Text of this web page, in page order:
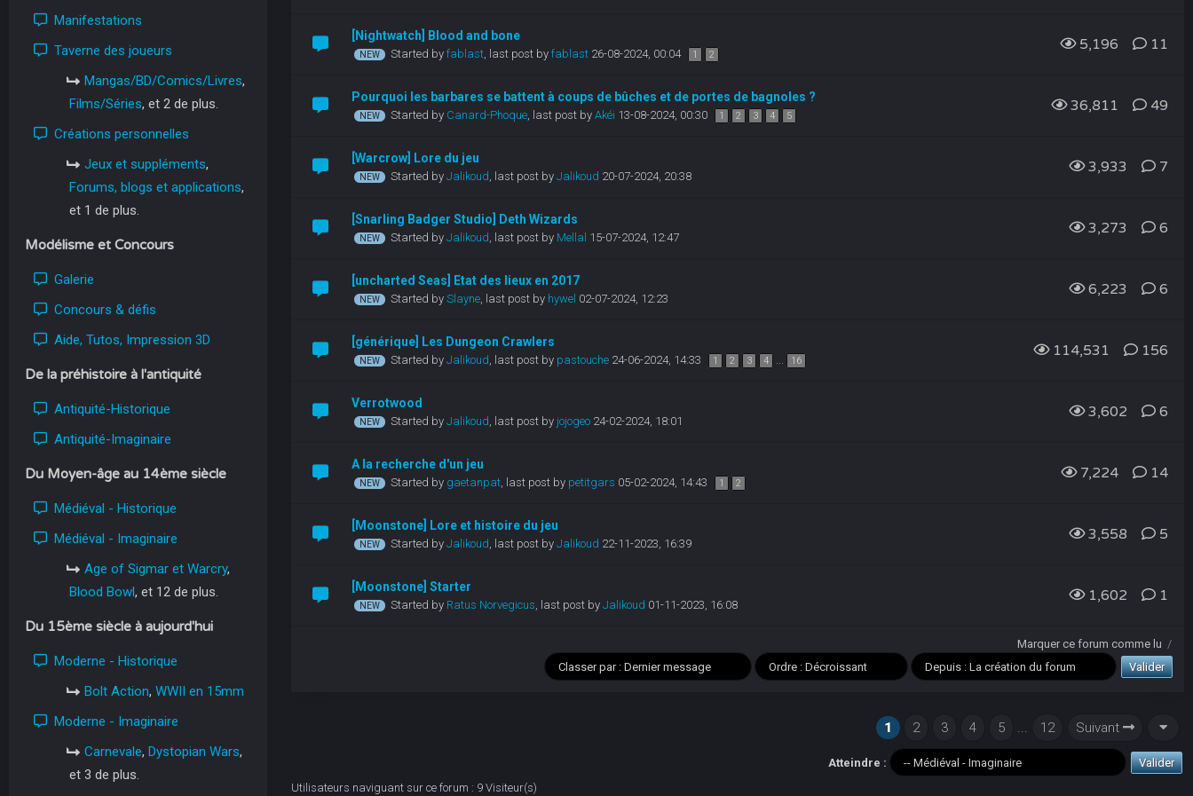
Manifestations
Taverne des joueurs
Mangas/BD/Comics/Livres,
Films/Séries, et 2 de plus.
Créations personnelles
Jeux et suppléments,
Forums, blogs et applications,
et 1 de plus.
Modélisme et Concours
Galerie
Concours & défis
Aide, Tutos, Impression 3D
De la préhistoire à l'antiquité
Antiquité-Historique
Antiquité-Imaginaire
Du Moyen-âge au 14ème siècle
Médiéval - Historique
Médiéval - Imaginaire
Age of Sigmar et Warcry,
Blood Bowl, et 12 de plus.
Du 15ème siècle à aujourd'hui
Moderne - Historique
Bolt Action, WWII en 15mm
Moderne - Imaginaire
Carnevale, Dystopian Wars,
et 3 de plus.
[Nightwatch] Blood and bone
Started byfablast, last post byfablast 26-08-2024, 00:04 1 2
5,196 11
Pourquoi les barbares se battent à coups de bûches et de portes de bagnoles ?
Started by Canard-Phoque, last post byAkéi 13-08-2024, 00:30 1 2 3 4 5
36,811 49
[Warcrow] Lore du jeu
Started byJalikoud, last post byJalikoud 20-07-2024, 20:38
3,933 7
[Snarling Badger Studio] Deth Wizards
Started byJalikoud, last post by Mellal 15-07-2024, 12:47
3,273 6
[uncharted Seas] Etat des lieux en 2017
Started bySlayne, last post by hywel 02-07-2024, 12:23
6,223 6
[générique] Les Dungeon Crawlers
Started byJalikoud, last post by pastouche 24-06-2024, 14:33 1 2 3 4 ... 16
114,531 156
Verrotwood
Started byJalikoud, last post by jojogeo 24-02-2024, 18:01
3,602 6
A la recherche d'un jeu
Started by gaetanpat, last post by petitgars 05-02-2024, 14:43 1 2
7,224 14
[Moonstone] Lore et histoire du jeu
Started byJalikoud, last post byJalikoud 22-11-2023, 16:39
3,558 5
[Moonstone] Starter
Started by Ratus Norvegicus, last post byJalikoud 01-11-2023, 16:08
1,602 1
Marquer ce forum comme lu /
1 2 3 4 5 ... 12 Suivant
Atteindre :
Utilisateurs naviguant sur ce forum : 9 Visiteur(s)